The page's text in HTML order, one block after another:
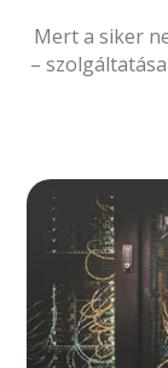
Mert a siker
–